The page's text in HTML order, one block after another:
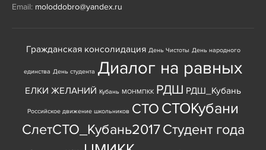
Email: moloddobro@yandex.ru
Гражданская консолидация День Чистоты День народного
единства День студента Диалог на равных
ЕЛКИ ЖЕЛАНИЙ Кубань МОНМПКК РДШ РДШ_Кубань
Российское движение школьников СТО СТОКубани
СлетСТО_Кубань2017Студент года